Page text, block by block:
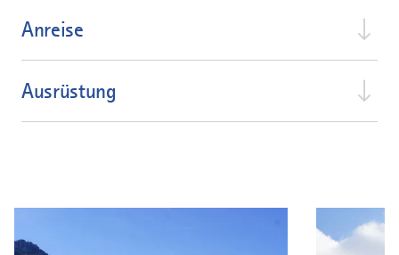
Anreise
Ausrüstung